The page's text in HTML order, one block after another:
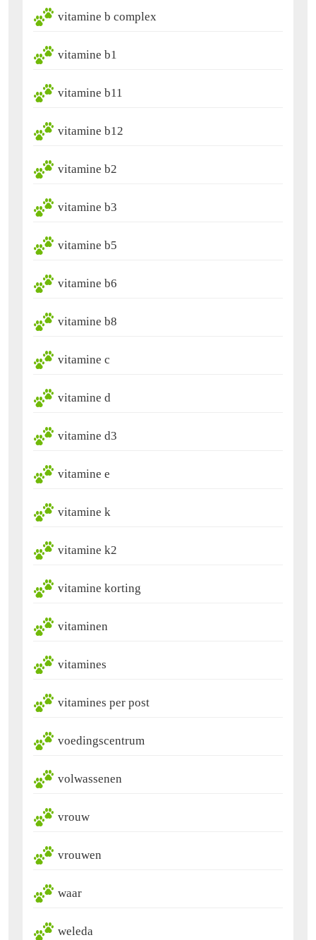
vitamine b complex
vitamine b1
vitamine b11
vitamine b12
vitamine b2
vitamine b3
vitamine b5
vitamine b6
vitamine b8
vitamine c
vitamine d
vitamine d3
vitamine e
vitamine k
vitamine k2
vitamine korting
vitaminen
vitamines
vitamines per post
voedingscentrum
volwassenen
vrouw
vrouwen
waar
weleda